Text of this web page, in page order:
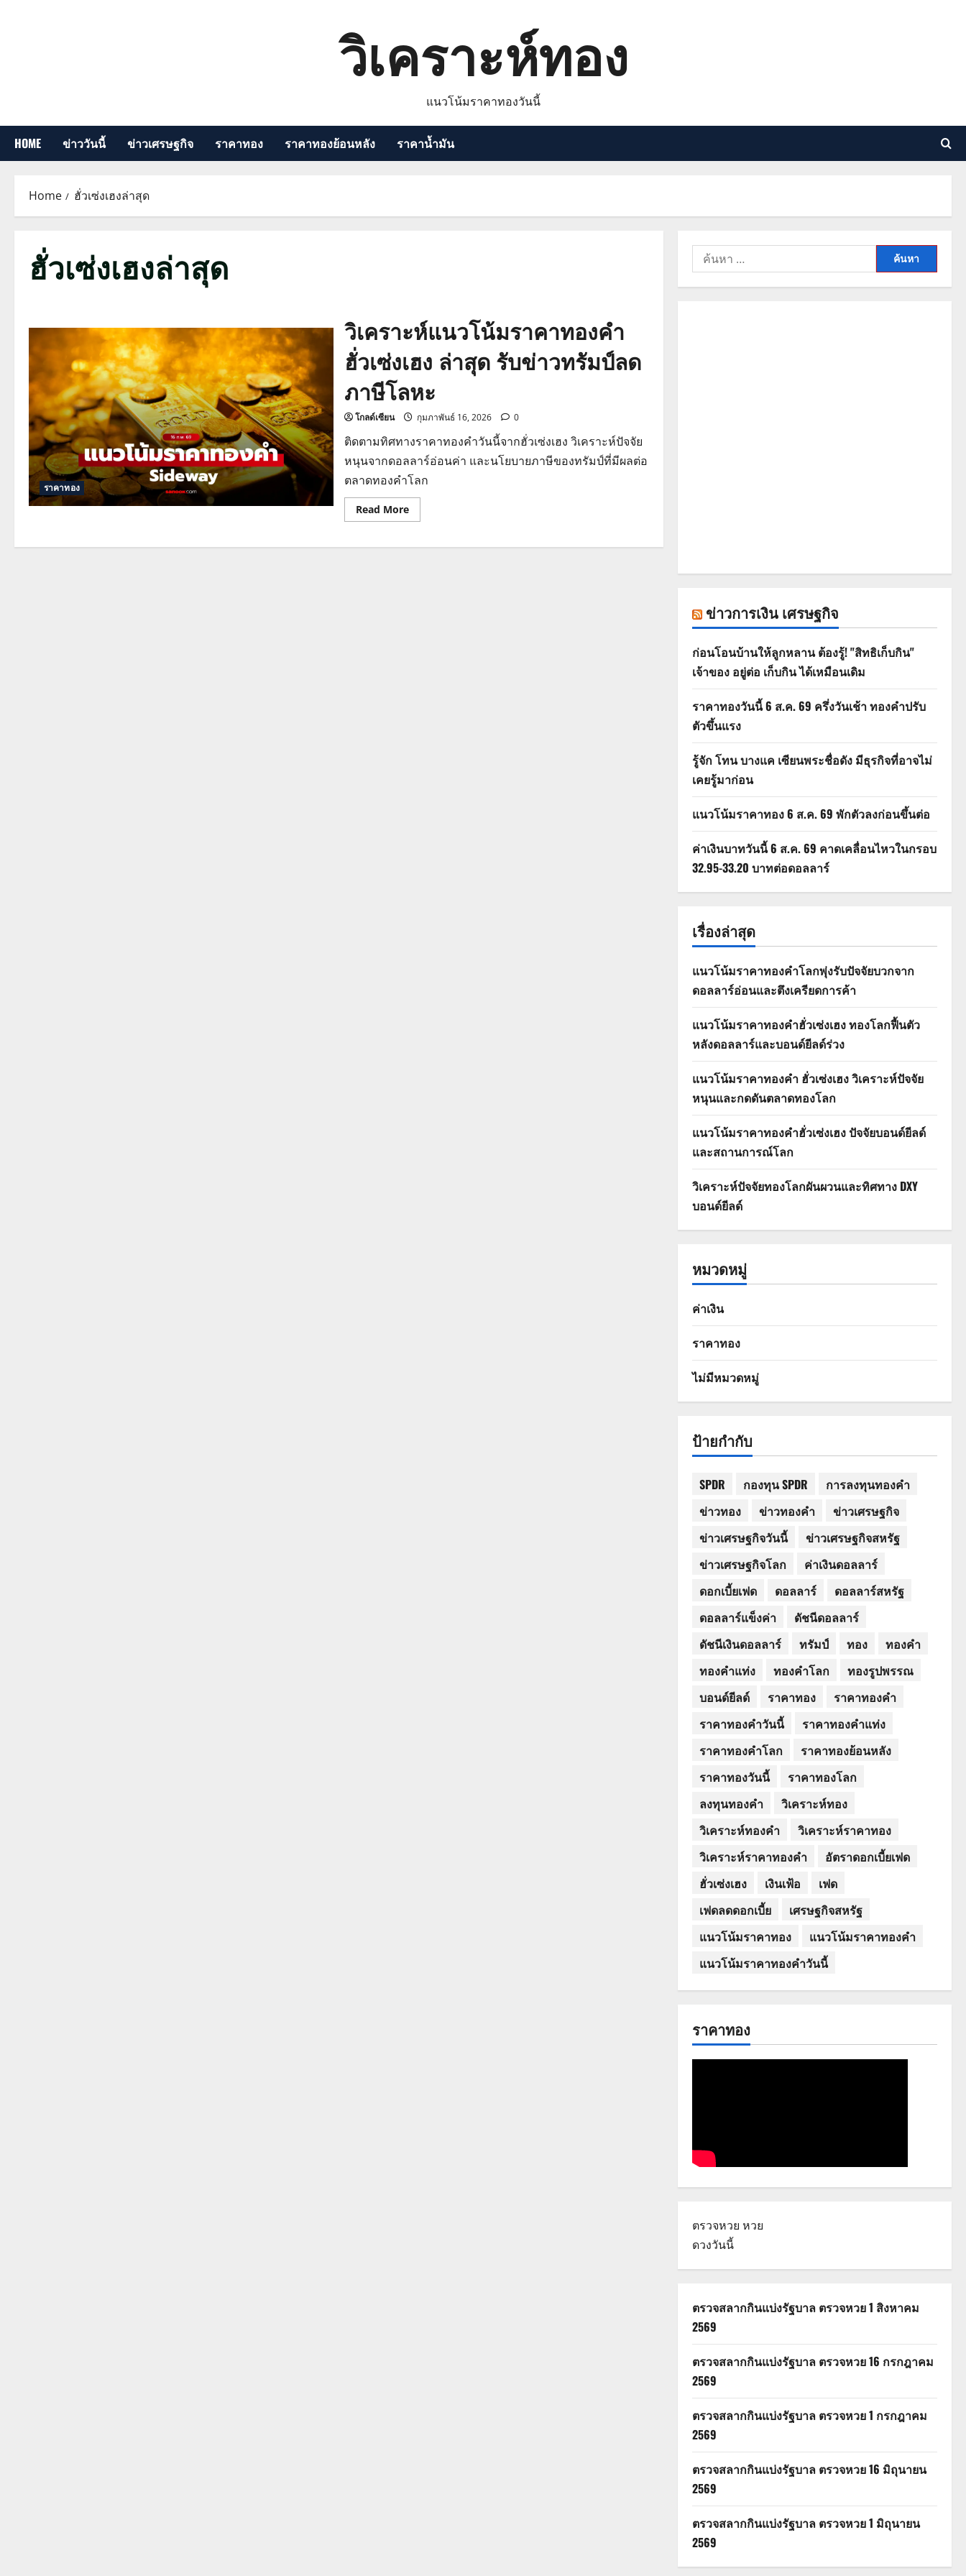
วิเคราะห์ทอง
แนวโน้มราคาทองวันนี้
HOME ข่าววันนี้ ข่าวเศรษฐกิจ ราคาทอง ราคาทองย้อนหลัง ราคาน้ำมัน
Home ฮั่วเซ่งเฮงล่าสุด
ฮั่วเซ่งเฮงล่าสุด
ราคาทอง
วิเคราะห์แนวโน้มราคาทองคำ
ฮั่วเซ่งเฮง ล่าสุด รับข่าวทรัมป์ลด
ภาษีโลหะ
โกลด์เซียน กุมภาพันธ์ 16, 2026 0
ติดตามทิศทางราคาทองคำวันนี้จากฮั่วเซ่งเฮง วิเคราะห์ปัจจัย
หนุนจากดอลลาร์อ่อนค่า และนโยบายภาษีของทรัมป์ที่มีผลต่อ
ตลาดทองคำโลก
Read MoreRead
more
แนว
ค้นหา
สำหรับ:
ข่าวการเงิน เศรษฐกิจ
ก่อนโอนบ้านให้ลูกหลาน ต้องรู้! "สิทธิเก็บกิน"
เจ้าของ อยู่ต่อ เก็บกิน ได้เหมือนเดิม
ราคาทองวันนี้ 6 ส.ค. 69 ครึ่งวันเช้า ทองคำปรับ
ตัวขึ้นแรง
รู้จัก โทน บางแค เซียนพระชื่อดัง มีธุรกิจที่อาจไม่
เคยรู้มาก่อน
แนวโน้มราคาทอง 6 ส.ค. 69 พักตัวลงก่อนขึ้นต่อ
ค่าเงินบาทวันนี้ 6 ส.ค. 69 คาดเคลื่อนไหวในกรอบ
32.95-33.20 บาทต่อดอลลาร์
เรื่องล่าสุด
แนวโน้มราคาทองคำโลกพุ่งรับปัจจัยบวกจาก
ดอลลาร์อ่อนและตึงเครียดการค้า
แนวโน้มราคาทองคำฮั่วเซ่งเฮง ทองโลกฟื้นตัว
หลังดอลลาร์และบอนด์ยีลด์ร่วง
แนวโน้มราคาทองคำ ฮั่วเซ่งเฮง วิเคราะห์ปัจจัย
หนุนและกดดันตลาดทองโลก
แนวโน้มราคาทองคำฮั่วเซ่งเฮง ปัจจัยบอนด์ยีลด์
และสถานการณ์โลก
วิเคราะห์ปัจจัยทองโลกผันผวนและทิศทาง DXY
บอนด์ยีลด์
หมวดหมู่
ค่าเงิน
ราคาทอง
ไม่มีหมวดหมู่
ป้ายกำกับ
SPDR กองทุน SPDR
การลงทุนทองคำ
ข่าวทอง
ข่าวทองคำ
ข่าวเศรษฐกิจ
ข่าวเศรษฐกิจวันนี้
ข่าวเศรษฐกิจสหรัฐ
ข่าวเศรษฐกิจโลก
ค่าเงินดอลลาร์
ดอกเบี้ยเฟด
ดอลลาร์
ดอลลาร์สหรัฐ
ดอลลาร์แข็งค่า
ดัชนีดอลลาร์
ดัชนีเงินดอลลาร์
ทรัมป์ ทอง
ทองคำ
ทองคำแท่ง
ทองคำโลก
ทองรูปพรรณ
บอนด์ยีลด์
ราคาทอง
ราคาทองคำ
ราคาทองคำวันนี้
ราคาทองคำแท่ง
ราคาทองคำโลก
ราคาทองย้อนหลัง
ราคาทองวันนี้
ราคาทองโลก
ลงทุนทองคำ
วิเคราะห์ทอง
วิเคราะห์ทองคำ
วิเคราะห์ราคาทอง
วิเคราะห์ราคาทองคำ
อัตราดอกเบี้ยเฟด
ฮั่วเซ่งเฮง
เงินเฟ้อ
เฟด
เฟดลดดอกเบี้ย
เศรษฐกิจสหรัฐ
แนวโน้มราคาทอง
แนวโน้มราคาทองคำ
แนวโน้มราคาทองคำวันนี้
ราคาทอง
ตรวจหวย หวย
ดวงวันนี้
ตรวจสลากกินแบ่งรัฐบาล ตรวจหวย 1 สิงหาคม
2569
ตรวจสลากกินแบ่งรัฐบาล ตรวจหวย 16 กรกฎาคม
2569
ตรวจสลากกินแบ่งรัฐบาล ตรวจหวย 1 กรกฎาคม
2569
ตรวจสลากกินแบ่งรัฐบาล ตรวจหวย 16 มิถุนายน
2569
ตรวจสลากกินแบ่งรัฐบาล ตรวจหวย 1 มิถุนายน
2569